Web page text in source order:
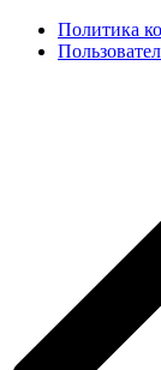
Политика